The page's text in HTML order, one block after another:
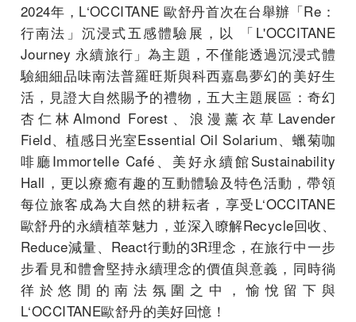
2024年，L‘OCCITANE 歐舒丹首次在台舉辦「Re：
行南法」沉浸式五感體驗展，以 「L'OCCITANE
Journey 永續旅行」為主題，不僅能透過沉浸式體
驗細細品味南法普羅旺斯與科西嘉島夢幻的美好生
活，見證大自然賜予的禮物，五大主題展區：奇幻
杏仁林Almond Forest、浪漫薰衣草Lavender
Field、植感日光室Essential Oil Solarium、蠟菊咖
啡廳Immortelle Café、美好永續館Sustainability
Hall，更以療癒有趣的互動體驗及特色活動，帶領
每位旅客成為大自然的耕耘者，享受L‘OCCITANE
歐舒丹的永續植萃魅力，並深入瞭解Recycle回收、
Reduce減量、React行動的3R理念，在旅行中一步
步看見和體會堅持永續理念的價值與意義，同時徜
徉於悠閒的南法氛圍之中，愉悅留下與
L‘OCCITANE歐舒丹的美好回憶！